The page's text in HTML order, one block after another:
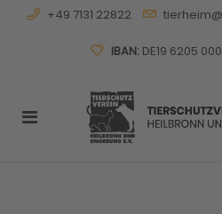
+49 7131 22822
IBAN:DE19 6205